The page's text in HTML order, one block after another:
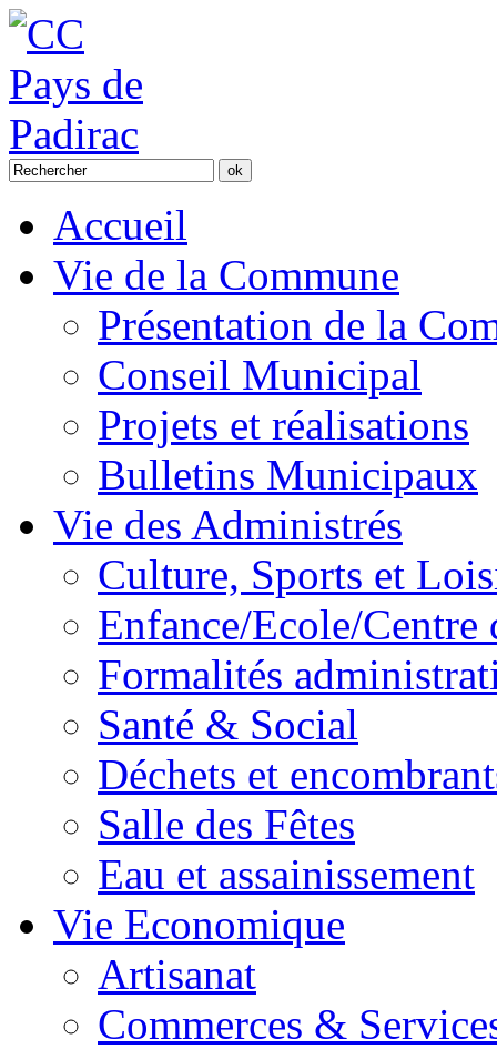
Accueil
Vie de la Commune
Présentation de la
Conseil Municipal
Projets et réalisations
Bulletins Municipaux
Vie des Administrés
Culture, Sports et
Enfance/Ecole/Centre
Formalités
Santé & Social
Déchets et
Salle des Fêtes
Eau et assainissement
Vie Economique
Artisanat
Commerces &